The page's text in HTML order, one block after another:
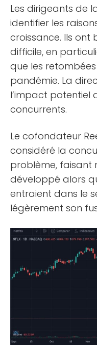
Les dirigeants de
identifier les
croissance. Ils ont
difficile, en
que les
pandémie. La
l’impact potentiel
concurrents.
Le cofondateur
considéré la
problème, faisant
développé alors
entraient dans le
légèrement son